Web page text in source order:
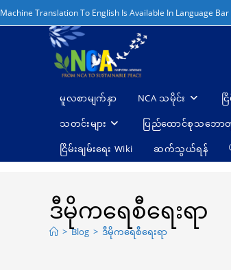
Skip
to
Machine Translation To English Is Available In Language Bar
မူလစာမျက်နှာ NCA သမိုင်း င
သတင်းများ ပြည်ထောင်စုသဘော
ငြိမ်းချမ်းရေး Wiki ဆက်သွယ်ရန်
ဒီမိုကရေစီရေးရာ
> Blog > ဒီမိုကရေစီရေးရာ